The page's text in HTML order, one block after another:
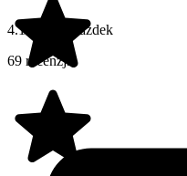
4.1 na 5 gwiazdek
69 recenzji